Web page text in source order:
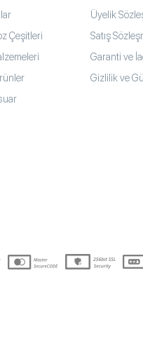
Çeşitleri
Üyelik
Satış
Garanti ve
Gizlilik ve